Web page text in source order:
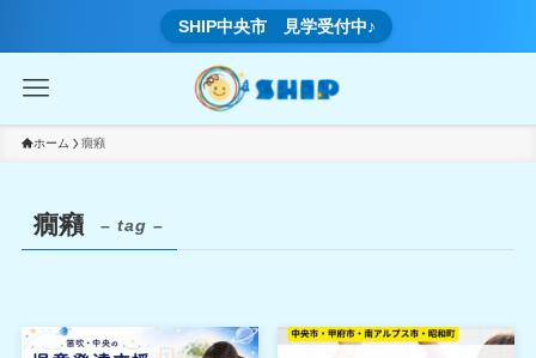
SHIP中央市 見学受付中♪
ホーム 癇癪
癇癪 – tag –